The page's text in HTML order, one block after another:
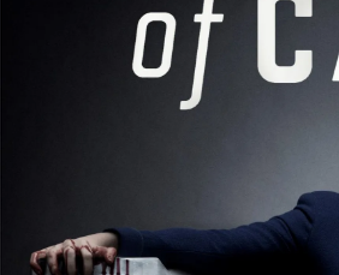
Knausgård komedie
Londyn narkotyki
Paryż
serial
Jagiellońskiego